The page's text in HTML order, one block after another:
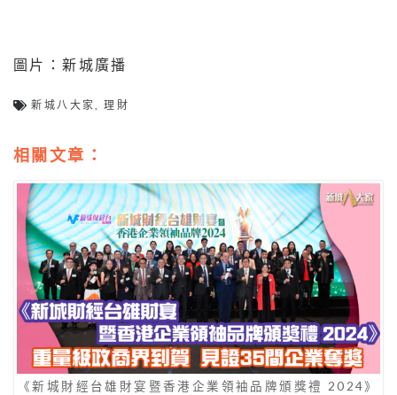
圖片：新城廣播
新城八大家,理財
相關文章：
《新城財經台雄財宴暨香港企業領袖品牌頒獎禮 2024》